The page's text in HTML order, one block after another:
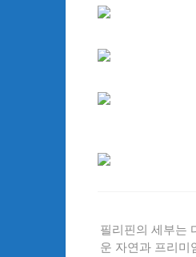
필리핀의 세부는
운 자연과 프리미